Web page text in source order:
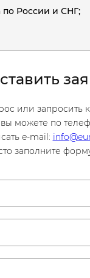
по России и СНГ;
или запросить
можете по
e-mail:
заполните